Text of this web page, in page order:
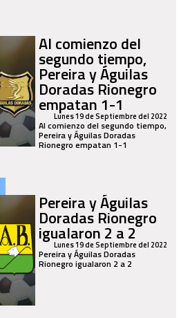
Al comienzo del
segundo tiempo,
Pereira y Águilas
Doradas Rionegro
empatan 1-1
Lunes 19 de Septiembre del 2022
Al comienzo del segundo tiempo,
Pereira y Águilas Doradas
Rionegro empatan 1-1
Pereira y Águilas
Doradas Rionegro
igualaron 2 a 2
Lunes 19 de Septiembre del 2022
Pereira y Águilas Doradas
Rionegro igualaron 2 a 2